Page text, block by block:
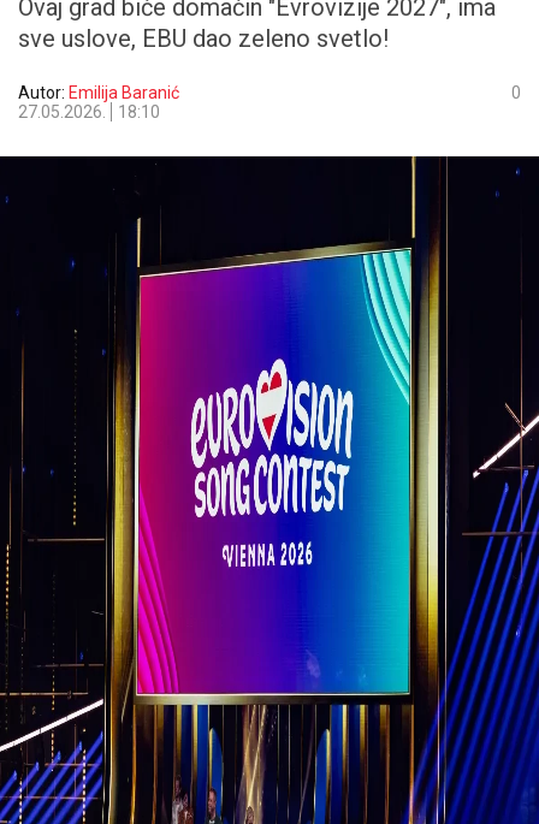
Ovaj grad biće domaćin "Evrovizije 2027", ima
sve uslove, EBU dao zeleno svetlo!
Autor: Emilija Baranić
27.05.2026.
18:10
0